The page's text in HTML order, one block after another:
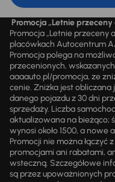
Promocja „Letnie przeceny
Promocja „Letnie przeceny
placówkach Autocentrum
Promocja polega na
przecenionych,
aaaauto.pl/promocja, ze
cenie. Zniżka jest
danego pojazdu z 30 dni
sprzedaży. Liczba
aktualizowana na bieżąco;
wynosi około 1500, a nowe
Promocji nie można łączyć
promocjami ani rabatami,
wsteczną. Szczegółowe
są przez upoważnionych